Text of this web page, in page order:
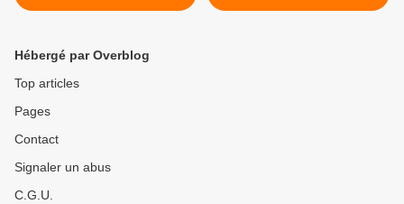
Hébergé par Overblog
Top articles
Pages
Contact
Signaler un abus
C.G.U.